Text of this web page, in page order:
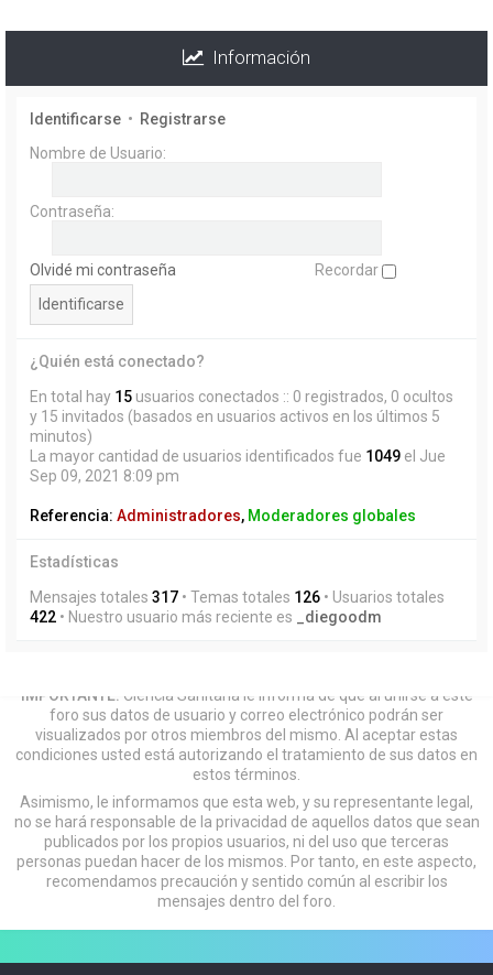
Información
Identificarse • Registrarse
Nombre de Usuario:
Contraseña:
Olvidé mi contraseña Recordar
¿Quién está conectado?
En total hay 15 usuarios conectados :: 0 registrados, 0 ocultos
y 15 invitados (basados en usuarios activos en los últimos 5
minutos)
La mayor cantidad de usuarios identificados fue 1049 el Jue
Sep 09, 2021 8:09 pm
Referencia: Administradores, Moderadores globales
Estadísticas
Mensajes totales 317 • Temas totales 126 • Usuarios totales
422 • Nuestro usuario más reciente es _diegoodm
IMPORTANTE: Ciencia Sanitaria le informa de que al unirse a este
foro sus datos de usuario y correo electrónico podrán ser
visualizados por otros miembros del mismo. Al aceptar estas
condiciones usted está autorizando el tratamiento de sus datos en
estos términos.
Asimismo, le informamos que esta web, y su representante legal,
no se hará responsable de la privacidad de aquellos datos que sean
publicados por los propios usuarios, ni del uso que terceras
personas puedan hacer de los mismos. Por tanto, en este aspecto,
recomendamos precaución y sentido común al escribir los
mensajes dentro del foro.